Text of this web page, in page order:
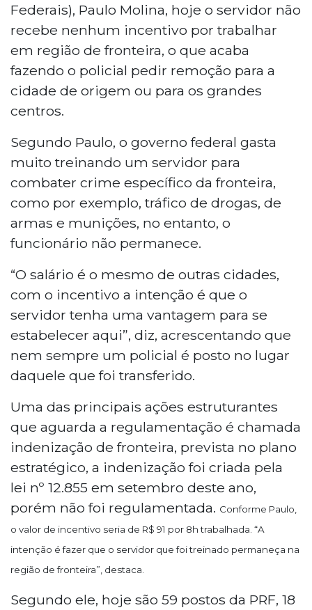
Federais), Paulo Molina, hoje o servidor não
recebe nenhum incentivo por trabalhar
em região de fronteira, o que acaba
fazendo o policial pedir remoção para a
cidade de origem ou para os grandes
centros.
Segundo Paulo, o governo federal gasta
muito treinando um servidor para
combater crime específico da fronteira,
como por exemplo, tráfico de drogas, de
armas e munições, no entanto, o
funcionário não permanece.
“O salário é o mesmo de outras cidades,
com o incentivo a intenção é que o
servidor tenha uma vantagem para se
estabelecer aqui”, diz, acrescentando que
nem sempre um policial é posto no lugar
daquele que foi transferido.
Uma das principais ações estruturantes
que aguarda a regulamentação é chamada
indenização de fronteira, prevista no plano
estratégico, a indenização foi criada pela
lei nº 12.855 em setembro deste ano,
porém não foi regulamentada. Conforme Paulo,
o valor de incentivo seria de R$ 91 por 8h trabalhada. “A
intenção é fazer que o servidor que foi treinado permaneça na
região de fronteira”, destaca.
Segundo ele, hoje são 59 postos da PRF, 18